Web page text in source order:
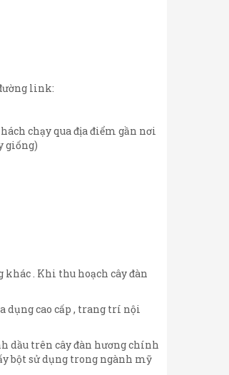
link:
chạy qua địa điểm gần nơi
giống)
. Khi thu hoạch cây đàn
dụng cao cấp , trang trí nội
dầu trên cây đàn hương chính
bột sử dụng trong ngành mỹ